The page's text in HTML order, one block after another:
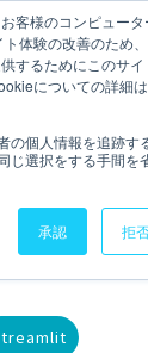
客様のコンピュー
体験の改善のため
するためにこのサ
についての詳細
の個人情報を追跡す
じ選択をする手間
承認 拒
できます。